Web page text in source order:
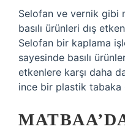
Selofan ve vernik gibi
basılı ürünleri dış
Selofan bir kaplama
sayesinde basılı
etkenlere karşı daha
ince bir plastik tabaka